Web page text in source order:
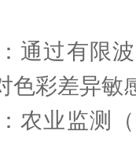
过有限波
色彩差异敏
业监测（